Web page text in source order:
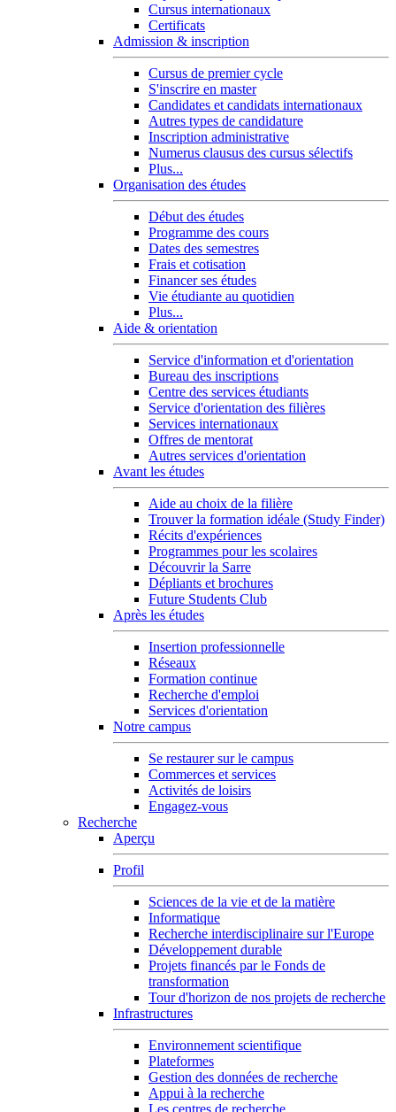
Cursus internationaux
Certificats
Admission & inscription
Cursus de premier cycle
S'inscrire en master
Candidates et candidats internationaux
Autres types de candidature
Inscription administrative
Numerus clausus des cursus sélectifs
Plus...
Organisation des études
Début des études
Programme des cours
Dates des semestres
Frais et cotisation
Financer ses études
Vie étudiante au quotidien
Plus...
Aide & orientation
Service d'information et d'orientation
Bureau des inscriptions
Centre des services étudiants
Service d'orientation des filières
Services internationaux
Offres de mentorat
Autres services d'orientation
Avant les études
Aide au choix de la filière
Trouver la formation idéale (Study Finder)
Récits d'expériences
Programmes pour les scolaires
Découvrir la Sarre
Dépliants et brochures
Future Students Club
Après les études
Insertion professionnelle
Réseaux
Formation continue
Recherche d'emploi
Services d'orientation
Notre campus
Se restaurer sur le campus
Commerces et services
Activités de loisirs
Engagez-vous
Recherche
Aperçu
Profil
Sciences de la vie et de la matière
Informatique
Recherche interdisciplinaire sur l'Europe
Développement durable
Projets financés par le Fonds de
transformation
Tour d'horizon de nos projets de recherche
Infrastructures
Environnement scientifique
Plateformes
Gestion des données de recherche
Appui à la recherche
Les centres de recherche